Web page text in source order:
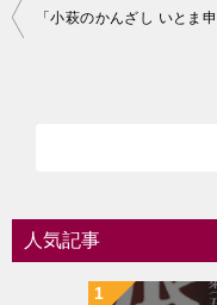
投
シ人気記事